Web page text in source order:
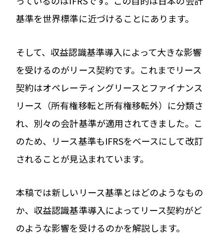
基準を世界標準に近づけることにあります。
そして、収益認識基準導入によって大きな影響
を受けるのがリース契約です。これまでリース
契約はオペレーティングリースとファイナンス
リース（所有権移転と所有権移転外）に分類さ
れ、別々の会計基準が適用されてきました。こ
のため、リース基準もIFRSをベースにして改訂
されることが見込まれています。
本稿では新しいリース基準とはどのようなもの
か、収益認識基準導入によってリース契約がど
のような影響を受けるのかを解説します。